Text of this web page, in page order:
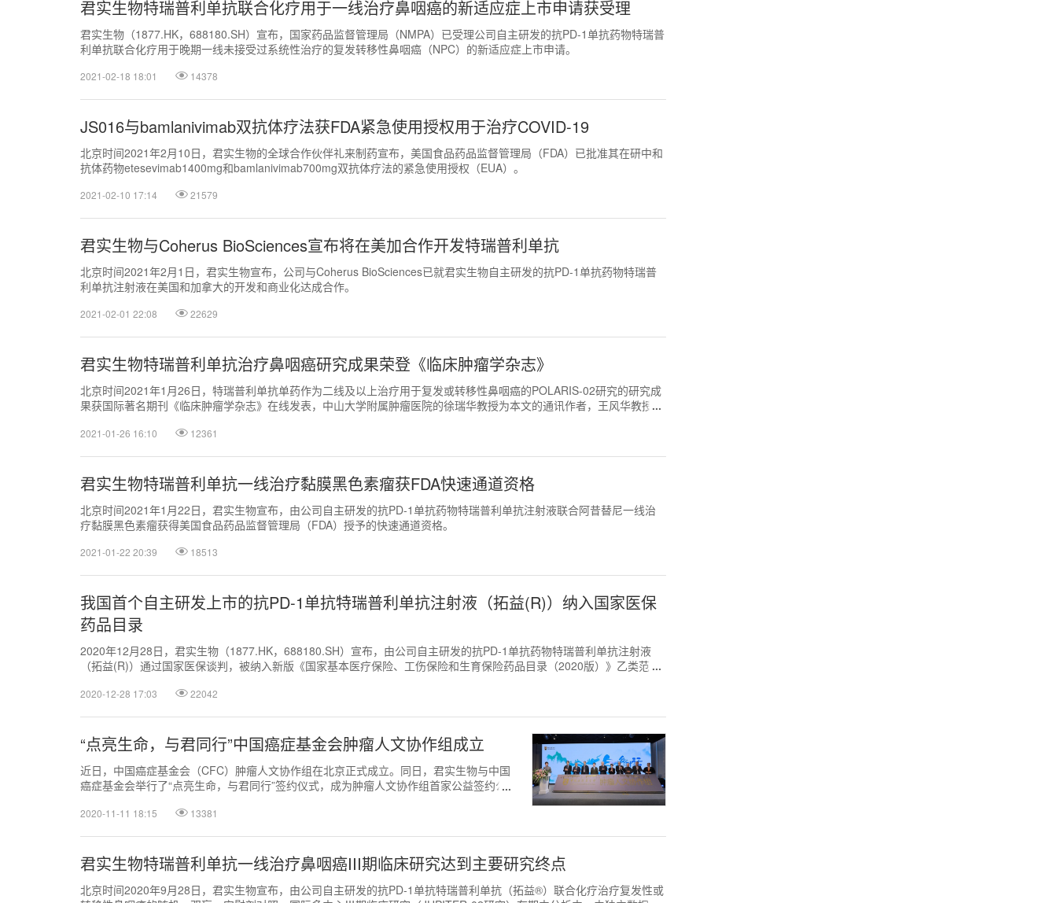
君实生物特瑞普利单抗联合化疗用于一线治疗鼻咽癌的新适应症上市申请获受理
君实生物（1877.HK，688180.SH）宣布，国家药品监督管理局（NMPA）已受理公司自主研发的抗PD-1单抗药物特瑞普
利单抗联合化疗用于晚期一线未接受过系统性治疗的复发转移性鼻咽癌（NPC）的新适应症上市申请。
2021-02-18 18:01 14378
JS016与bamlanivimab双抗体疗法获FDA紧急使用授权用于治疗COVID-19
北京时间2021年2月10日，君实生物的全球合作伙伴礼来制药宣布，美国食品药品监督管理局（FDA）已批准其在研中和
抗体药物etesevimab1400mg和bamlanivimab700mg双抗体疗法的紧急使用授权（EUA）。
2021-02-10 17:14 21579
君实生物与Coherus BioSciences宣布将在美加合作开发特瑞普利单抗
北京时间2021年2月1日，君实生物宣布，公司与Coherus BioSciences已就君实生物自主研发的抗PD-1单抗药物特瑞普
利单抗注射液在美国和加拿大的开发和商业化达成合作。
2021-02-01 22:08 22629
君实生物特瑞普利单抗治疗鼻咽癌研究成果荣登《临床肿瘤学杂志》
北京时间2021年1月26日，特瑞普利单抗单药作为二线及以上治疗用于复发或转移性鼻咽癌的POLARIS-02研究的研究成
果获国际著名期刊《临床肿瘤学杂志》在线发表，中山大学附属肿瘤医院的徐瑞华教授为本文的通讯作者，王风华教授为
2021-01-26 16:10 12361
君实生物特瑞普利单抗一线治疗黏膜黑色素瘤获FDA快速通道资格
北京时间2021年1月22日，君实生物宣布，由公司自主研发的抗PD-1单抗药物特瑞普利单抗注射液联合阿昔替尼一线治
疗黏膜黑色素瘤获得美国食品药品监督管理局（FDA）授予的快速通道资格。
2021-01-22 20:39 18513
我国首个自主研发上市的抗PD-1单抗特瑞普利单抗注射液（拓益(R)）纳入国家医保
药品目录
2020年12月28日，君实生物（1877.HK，688180.SH）宣布，由公司自主研发的抗PD-1单抗药物特瑞普利单抗注射液
（拓益(R)）通过国家医保谈判，被纳入新版《国家基本医疗保险、工伤保险和生育保险药品目录（2020版）》乙类范
2020-12-28 17:03 22042
“点亮生命，与君同行”中国癌症基金会肿瘤人文协作组成立
近日，中国癌症基金会（CFC）肿瘤人文协作组在北京正式成立。同日，君实生物与中国
癌症基金会举行了“点亮生命，与君同行”签约仪式，成为肿瘤人文协作组首家公益签约公
2020-11-11 18:15 13381
君实生物特瑞普利单抗一线治疗鼻咽癌III期临床研究达到主要研究终点
北京时间2020年9月28日，君实生物宣布，由公司自主研发的抗PD-1单抗特瑞普利单抗（拓益®）联合化疗治疗复发性或